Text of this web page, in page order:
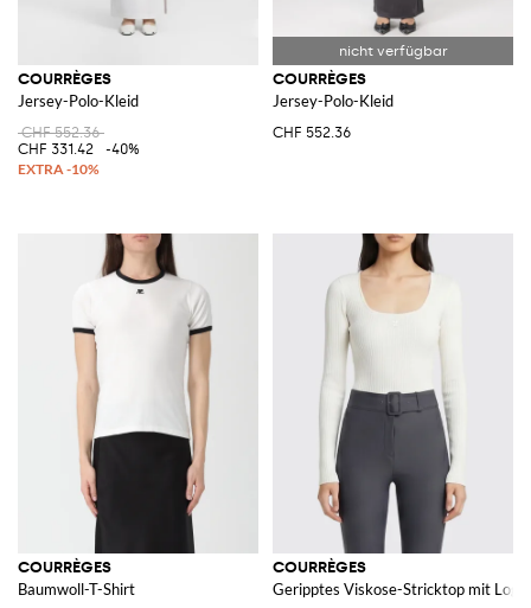
COURRÈGES
Jersey-Polo-Kleid
CHF 552.36
CHF 331.42
-40%
COURRÈGES
Jersey-Polo-Kleid
CHF 552.36
COURRÈGES
Baumwoll-T-Shirt
COURRÈGES
Geripptes Viskose-Stricktop mit Logo